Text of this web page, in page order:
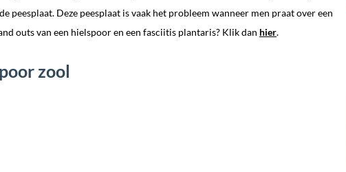
peesplaat. Deze peesplaat is vaak het probleem wanneer men praat over een
outs van een hielspoor en een fasciitis plantaris? Klik dan hier.
zool